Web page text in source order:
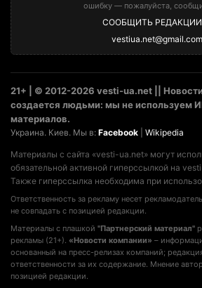
ошибку — пожалуйста,
СООБЩИТЬ
vestiua.net@gmail.com
21+ | © 2012-2026 vesti-ua.net ||
создается людьми: мы не используем
материалов.
Украина. Киев. Мы в: Facebook Wikipedia
Материалы с сайта «vesti-ua.net» могут
обязательной активной гиперссылкой на
Также гиперссылка необходима при
Ответственность за рекламу несет
не совпадать с позицией редакции.
Материалы с плашкой "Партнерский материал"
рекламы (21+). «Новости компании» –
основанный на пресс-релизах компаний;
ответственности за их содержание. Мнение
позицией редакции.